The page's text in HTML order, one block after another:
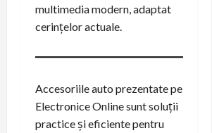
multimedia modern, adaptat
cerințelor actuale.
Accesoriile auto prezentate pe
Electronice Online sunt soluții
practice și eficiente pentru